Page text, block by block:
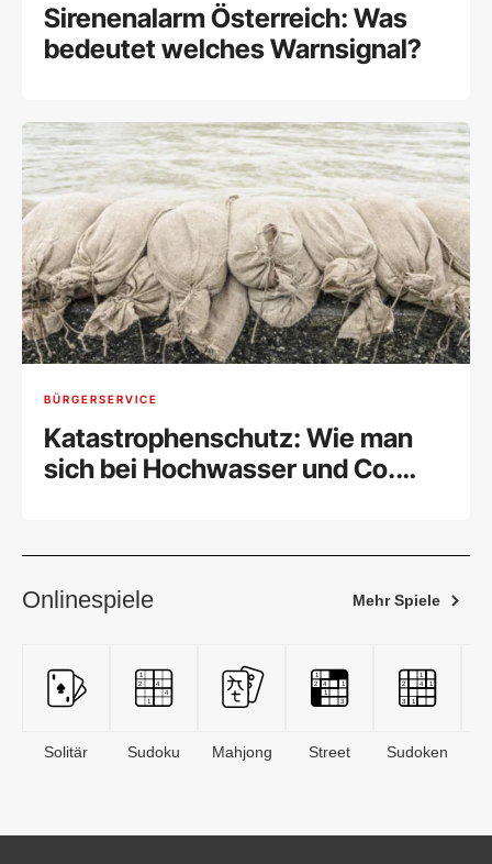
Sirenenalarm Österreich: Was
bedeutet welches Warnsignal?
BÜRGERSERVICE
Katastrophenschutz: Wie man
sich bei Hochwasser und Co.
Onlinespiele Mehr Spiele
Solitär Sudoku Mahjong Street Sudoken